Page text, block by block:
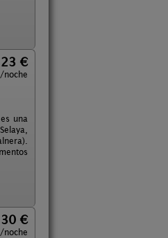
23 €
noche
una
30 €
noche